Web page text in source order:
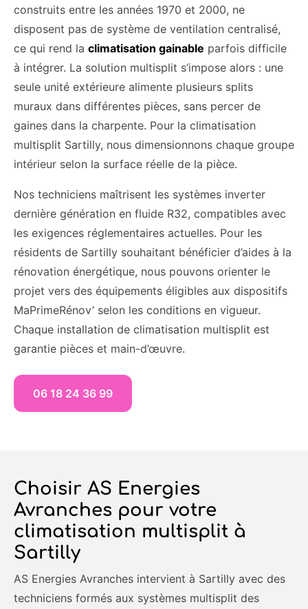
construits entre les années 1970 et 2000, ne
disposent pas de système de ventilation centralisé,
ce qui rend la climatisation gainable parfois difficile
à intégrer. La solution multisplit s’impose alors : une
seule unité extérieure alimente plusieurs splits
muraux dans différentes pièces, sans percer de
gaines dans la charpente. Pour la climatisation
multisplit Sartilly, nous dimensionnons chaque groupe
intérieur selon la surface réelle de la pièce.
Nos techniciens maîtrisent les systèmes inverter
dernière génération en fluide R32, compatibles avec
les exigences réglementaires actuelles. Pour les
résidents de Sartilly souhaitant bénéficier d’aides à la
rénovation énergétique, nous pouvons orienter le
projet vers des équipements éligibles aux dispositifs
MaPrimeRénov’ selon les conditions en vigueur.
Chaque installation de climatisation multisplit est
garantie pièces et main-d’œuvre.
06 18 24 36 99
Choisir AS Energies
Avranches pour votre
climatisation multisplit à
Sartilly
AS Energies Avranches intervient à Sartilly avec des
techniciens formés aux systèmes multisplit des